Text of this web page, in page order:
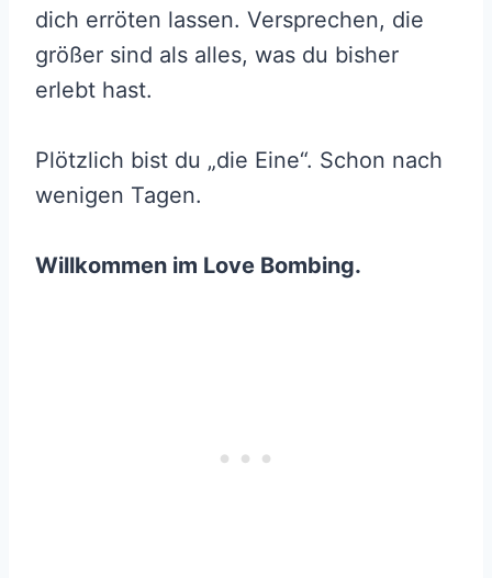
dich erröten lassen. Versprechen, die
größer sind als alles, was du bisher
erlebt hast.
Plötzlich bist du „die Eine“. Schon nach
wenigen Tagen.
Willkommen im Love Bombing.